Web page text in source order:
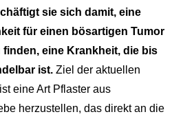
sie sich damit, eine
für einen bösartigen Tumor
eine Krankheit, die bis
ist. Ziel der aktuellen
eine Art Pflaster aus
herzustellen, das direkt an die